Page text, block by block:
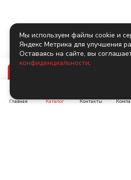
Главная Каталог Контакты
Мы используем файлы cookie и
Яндекс Метрика для улучшения
Оставаясь на сайте, вы
конфиденциальности.